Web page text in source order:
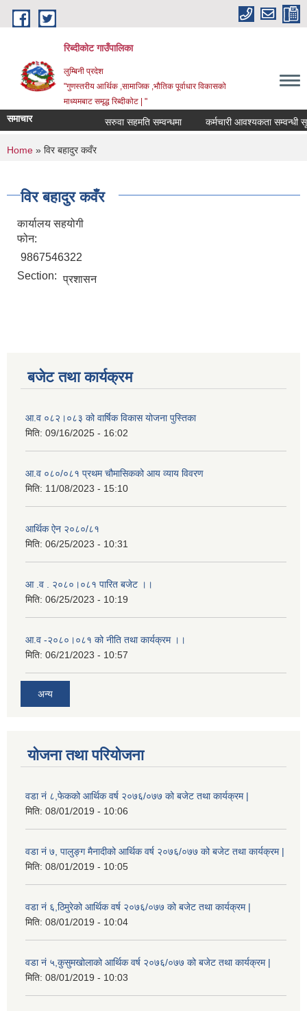
Skip to main content
रिब्दीकोट गाउँपालिका
लुम्बिनी प्रदेश
"गुणस्तरीय आर्थिक ,सामाजिक ,भौतिक पूर्वाधार विकासको
माध्यमबाट समृद्ध रिब्दीकोट | "
समाचार सरुवा सहमति सम्वन्धमा कर्मचारी आवश्यकता सम्वन्धी सूचना
You are here
Home » विर बहादुर कवँर
विर बहादुर कवँर
कार्यालय सहयोगी
फोन:
9867546322
Section: प्रशासन
बजेट तथा कार्यक्रम
आ.व ०८२।०८३ को वार्षिक विकास योजना पुस्तिका
मिति: 09/16/2025 - 16:02
आ.व ०८०/०८१ प्रथम चौमासिकको आय व्याय विवरण
मिति: 11/08/2023 - 15:10
आर्थिक ऐन २०८०/८१
मिति: 06/25/2023 - 10:31
आ .व . २०८०।०८१ पारित बजेट ।।
मिति: 06/25/2023 - 10:19
आ.व -२०८०।०८१ को नीति तथा कार्यक्रम ।।
मिति: 06/21/2023 - 10:57
अन्य
योजना तथा परियोजना
वडा नं ८,फेकको आर्थिक वर्ष २०७६/०७७ को बजेट तथा कार्यक्रम |
मिति: 08/01/2019 - 10:06
वडा नं ७, पालुङ्ग मैनादीको आर्थिक वर्ष २०७६/०७७ को बजेट तथा कार्यक्रम |
मिति: 08/01/2019 - 10:05
वडा नं ६,ठिमुरेको आर्थिक वर्ष २०७६/०७७ को बजेट तथा कार्यक्रम |
मिति: 08/01/2019 - 10:04
वडा नं ५,कुसुमखोलाको आर्थिक वर्ष २०७६/०७७ को बजेट तथा कार्यक्रम |
मिति: 08/01/2019 - 10:03